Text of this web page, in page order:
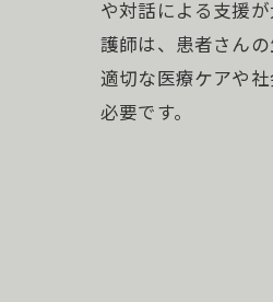
や対話による支援
護師は、患者さん
適切な医療ケアや
必要です。